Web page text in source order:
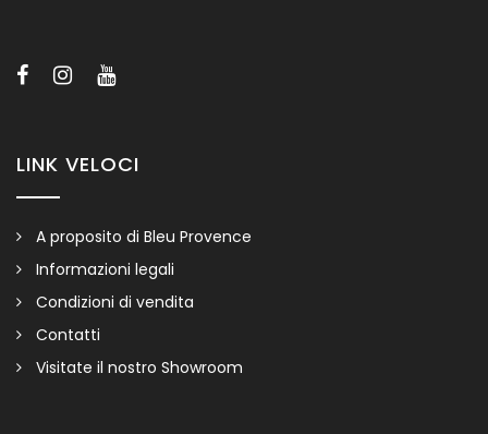
LINK VELOCI
A proposito di Bleu Provence
Informazioni legali
Condizioni di vendita
Contatti
Visitate il nostro Showroom